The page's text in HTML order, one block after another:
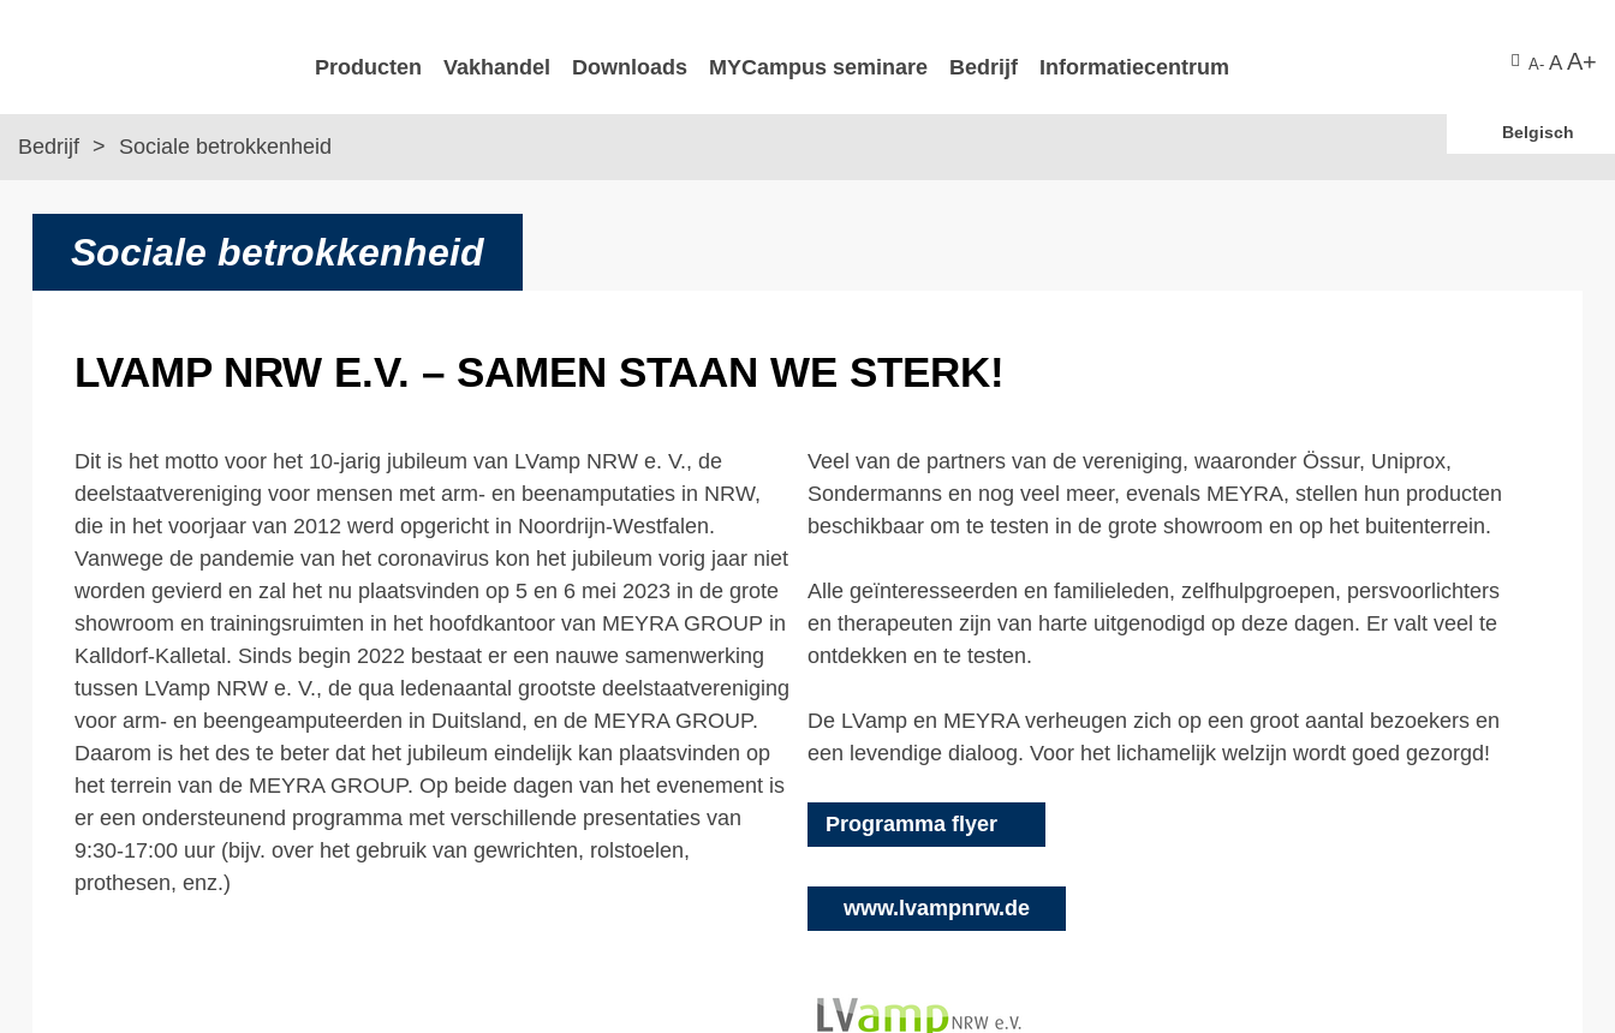
Producten Vakhandel Downloads MYCampus seminare Bedrijf Informatiecentrum A- A A+
Belgisch
Bedrijf Sociale betrokkenheid
Sociale betrokkenheid
LVAMP NRW E.V. – SAMEN STAAN WE STERK!
Dit is het motto voor het 10-jarig jubileum van LVamp NRW e. V., de
deelstaatvereniging voor mensen met arm- en beenamputaties in NRW,
die in het voorjaar van 2012 werd opgericht in Noordrijn-Westfalen.
Vanwege de pandemie van het coronavirus kon het jubileum vorig jaar niet
worden gevierd en zal het nu plaatsvinden op 5 en 6 mei 2023 in de grote
showroom en trainingsruimten in het hoofdkantoor van MEYRA GROUP in
Kalldorf-Kalletal. Sinds begin 2022 bestaat er een nauwe samenwerking
tussen LVamp NRW e. V., de qua ledenaantal grootste deelstaatvereniging
voor arm- en beengeamputeerden in Duitsland, en de MEYRA GROUP.
Daarom is het des te beter dat het jubileum eindelijk kan plaatsvinden op
het terrein van de MEYRA GROUP. Op beide dagen van het evenement is
er een ondersteunend programma met verschillende presentaties van
9:30-17:00 uur (bijv. over het gebruik van gewrichten, rolstoelen,
prothesen, enz.)
Veel van de partners van de vereniging, waaronder Össur, Uniprox,
Sondermanns en nog veel meer, evenals MEYRA, stellen hun producten
beschikbaar om te testen in de grote showroom en op het buitenterrein.
Alle geïnteresseerden en familieleden, zelfhulpgroepen, persvoorlichters
en therapeuten zijn van harte uitgenodigd op deze dagen. Er valt veel te
ontdekken en te testen.
De LVamp en MEYRA verheugen zich op een groot aantal bezoekers en
een levendige dialoog. Voor het lichamelijk welzijn wordt goed gezorgd!
Programma flyer
www.lvampnrw.de